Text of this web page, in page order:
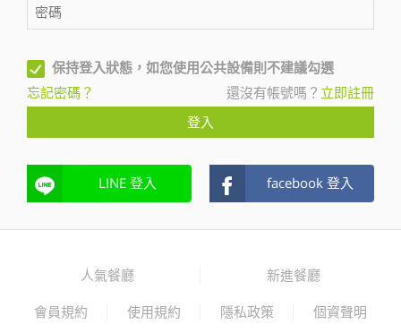
保持登入狀態，如您使用公共設備則不建議勾選
忘記密碼？
還沒有帳號嗎？ 立即註冊
登入
LINE 登入 facebook 登入
人氣餐廳 新進餐廳
會員規約 使用規約 隱私政策 個資聲明